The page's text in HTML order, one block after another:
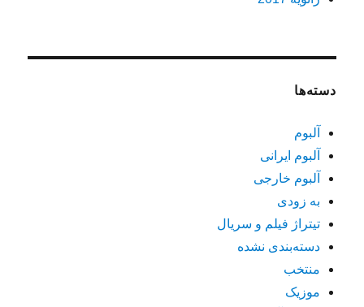
دسته‌ها
آلبوم
آلبوم ایرانی
آلبوم خارجی
به زودی
تیتراژ فیلم و سریال
دسته‌بندی نشده
منتخب
موزیک